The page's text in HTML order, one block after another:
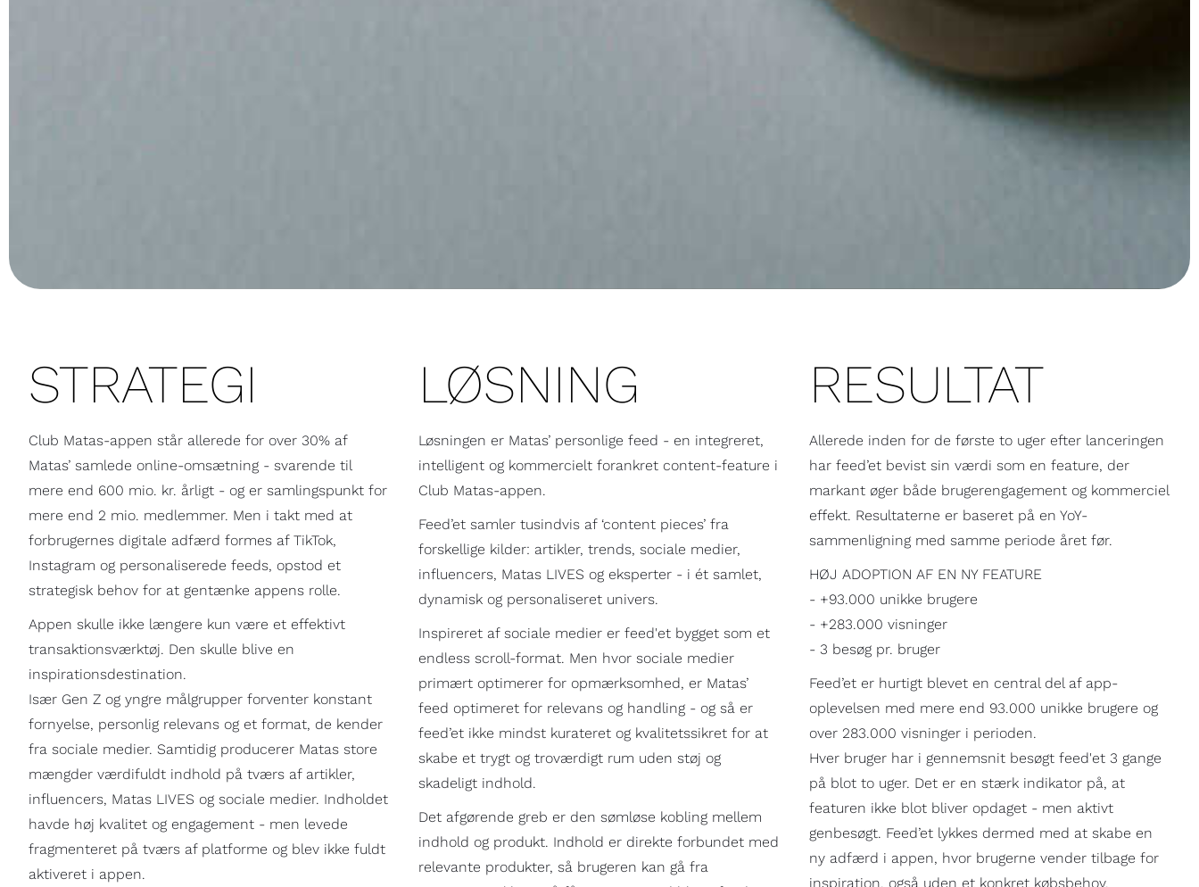
STRATEGI
Club Matas-appen står allerede for over 30% af
Matas’ samlede online-omsætning - svarende til
mere end 600 mio. kr. årligt - og er samlingspunkt for
mere end 2 mio. medlemmer. Men i takt med at
forbrugernes digitale adfærd formes af TikTok,
Instagram og personaliserede feeds, opstod et
strategisk behov for at gentænke appens rolle.
Appen skulle ikke længere kun være et effektivt
transaktionsværktøj. Den skulle blive en
inspirationsdestination.
Især Gen Z og yngre målgrupper forventer konstant
fornyelse, personlig relevans og et format, de kender
fra sociale medier. Samtidig producerer Matas store
mængder værdifuldt indhold på tværs af artikler,
influencers, Matas LIVES og sociale medier. Indholdet
havde høj kvalitet og engagement - men levede
fragmenteret på tværs af platforme og blev ikke fuldt
aktiveret i appen.
LØSNING
Løsningen er Matas’ personlige feed - en integreret,
intelligent og kommercielt forankret content-feature i
Club Matas-appen.
Feed’et samler tusindvis af ‘content pieces’ fra
forskellige kilder: artikler, trends, sociale medier,
influencers, Matas LIVES og eksperter - i ét samlet,
dynamisk og personaliseret univers.
Inspireret af sociale medier er feed'et bygget som et
endless scroll-format. Men hvor sociale medier
primært optimerer for opmærksomhed, er Matas’
feed optimeret for relevans og handling - og så er
feed’et ikke mindst kurateret og kvalitetssikret for at
skabe et trygt og troværdigt rum uden støj og
skadeligt indhold.
Det afgørende greb er den sømløse kobling mellem
indhold og produkt. Indhold er direkte forbundet med
relevante produkter, så brugeren kan gå fra
RESULTAT
Allerede inden for de første to uger efter lanceringen
har feed’et bevist sin værdi som en feature, der
markant øger både brugerengagement og kommerciel
effekt. Resultaterne er baseret på en YoY-
sammenligning med samme periode året før.
HØJ ADOPTION AF EN NY FEATURE
- +93.000 unikke brugere
- +283.000 visninger
- 3 besøg pr. bruger
Feed’et er hurtigt blevet en central del af app-
oplevelsen med mere end 93.000 unikke brugere og
over 283.000 visninger i perioden.
Hver bruger har i gennemsnit besøgt feed'et 3 gange
på blot to uger. Det er en stærk indikator på, at
featuren ikke blot bliver opdaget - men aktivt
genbesøgt. Feed’et lykkes dermed med at skabe en
ny adfærd i appen, hvor brugerne vender tilbage for
inspiration, også uden et konkret købsbehov.